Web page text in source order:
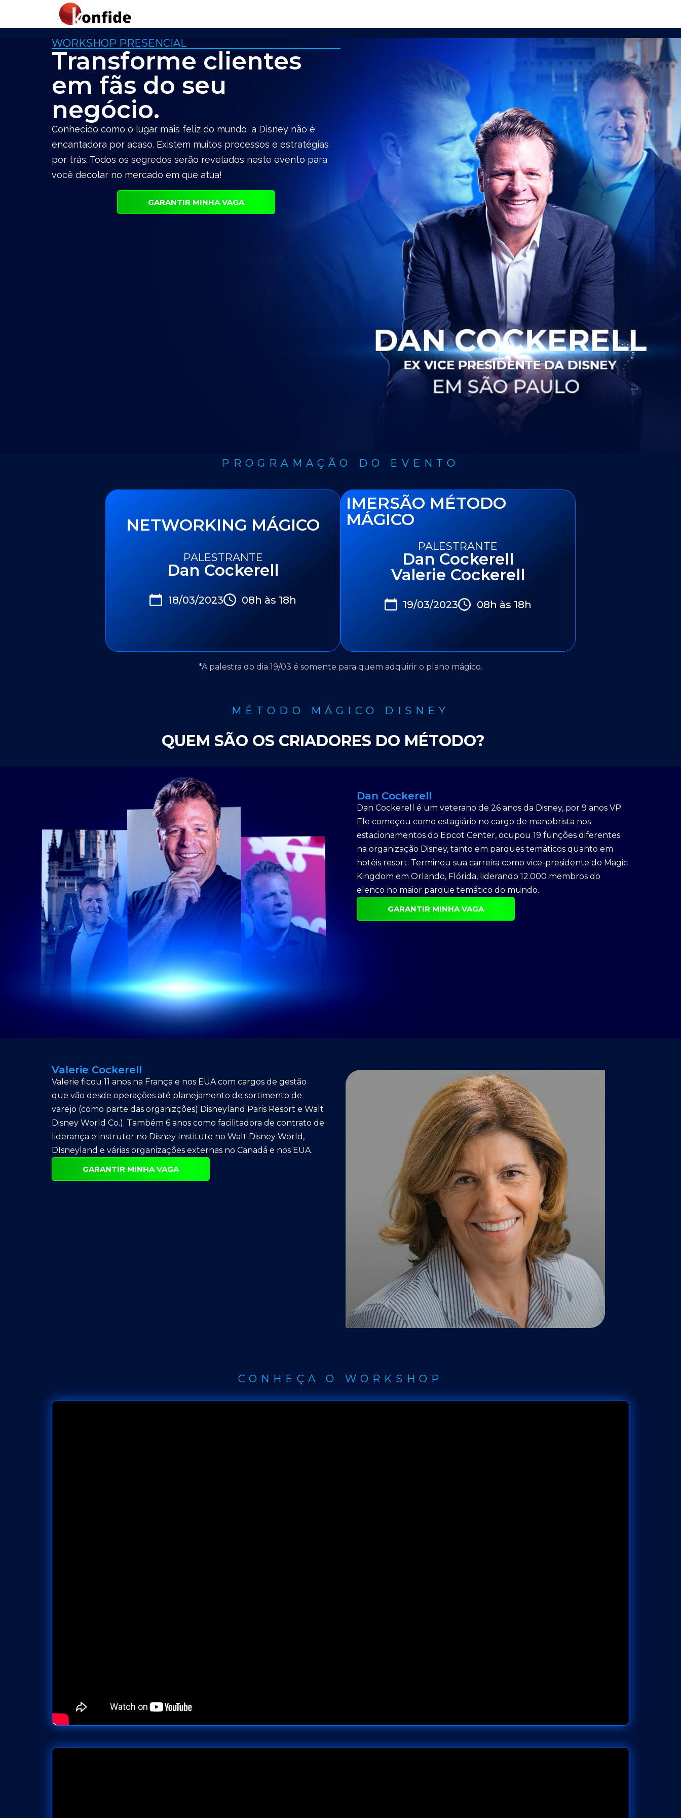
WORKSHOP PRESENCIAL
Transforme clientes
em fãs do seu
negócio.
Conhecido como o lugar mais feliz do mundo, a Disney não é
encantadora por acaso. Existem muitos processos e estratégias
por trás. Todos os segredos serão revelados neste evento para
você decolar no mercado em que atua!
GARANTIR MINHA VAGA
PROGRAMAÇÃO DO EVENTO
NETWORKING MÁGICO
PALESTRANTE
Dan Cockerell
18/03/2023 08h às 18h
IMERSÃO MÉTODO
MÁGICO
PALESTRANTE
Dan Cockerell
Valerie Cockerell
19/03/2023 08h às 18h
*A palestra do dia 19/03 é somente para quem adquirir o plano mágico.
MÉTODO MÁGICO DISNEY
QUEM SÃO OS CRIADORES DO MÉTODO?
Dan Cockerell
Dan Cockerell é um veterano de 26 anos da Disney, por 9 anos VP.
Ele começou como estagiário no cargo de manobrista nos
estacionamentos do Epcot Center, ocupou 19 funções diferentes
na organização Disney, tanto em parques temáticos quanto em
hotéis resort. Terminou sua carreira como vice-presidente do Magic
Kingdom em Orlando, Flórida, liderando 12.000 membros do
elenco no maior parque temático do mundo.
GARANTIR MINHA VAGA
Valerie Cockerell
Valerie ficou 11 anos na França e nos EUA com cargos de gestão
que vão desde operações até planejamento de sortimento de
varejo (como parte das organizções) Disneyland Paris Resort e Walt
Disney World Co.). Também 6 anos como facilitadora de contrato de
liderança e instrutor no Disney Institute no Walt Disney World,
DIsneyland e várias organizações externas no Canadá e nos EUA.
GARANTIR MINHA VAGA
CONHEÇA O WORKSHOP